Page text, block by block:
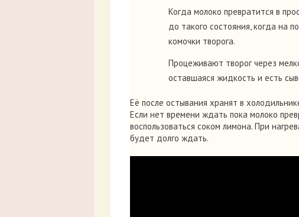
Когда молоко превратится в
до такого состояния, когда на
комочки творога.
Процеживают творог через
оставшаяся жидкость и есть
Её после остывания хранят в
Если нет времени ждать пока молоко
воспользоваться соком лимона. При
будет долго ждать.